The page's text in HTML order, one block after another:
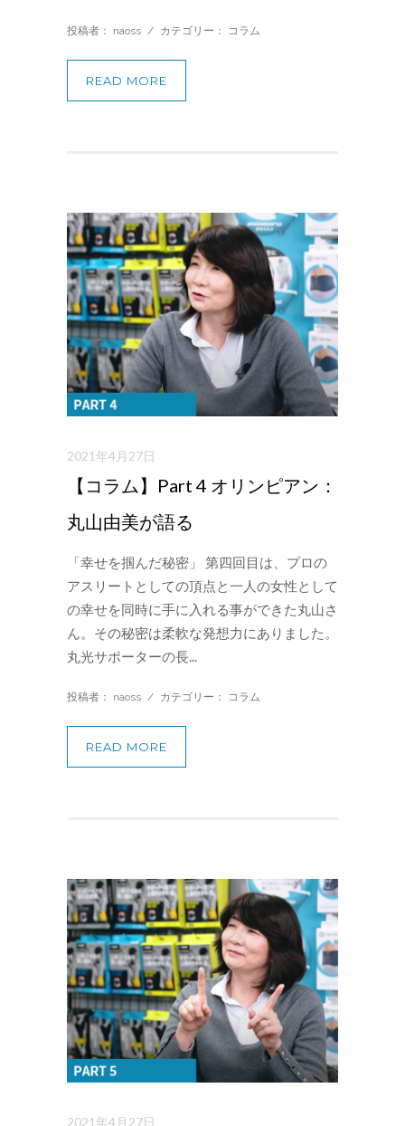
投稿者： naoss / カテゴリー： コラム
READ MORE
2021年4月27日
【コラム】Part 4 オリンピアン：
丸山由美が語る
「幸せを掴んだ秘密」 第四回目は、プロの
アスリートとしての頂点と一人の女性として
の幸せを同時に手に入れる事ができた丸山さ
ん。その秘密は柔軟な発想力にありました。
丸光サポーターの長...
投稿者： naoss / カテゴリー： コラム
READ MORE
2021年4月27日